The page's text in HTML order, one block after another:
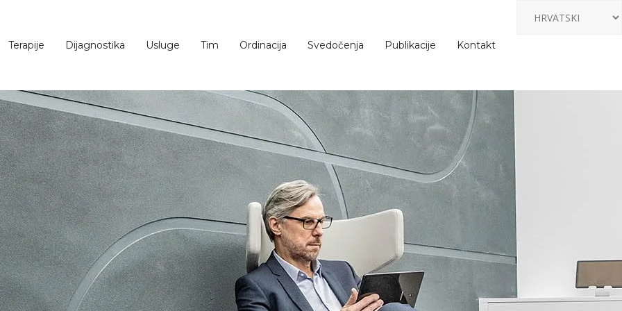
Terapije Dijagnostika Usluge Tim Ordinacija Svedočenja Publikacije Kontakt